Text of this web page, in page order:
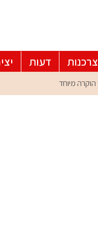
צרכנות דעות